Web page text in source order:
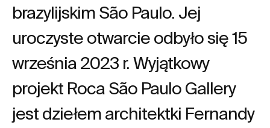
brazylijskim São Paulo. Jej
uroczyste otwarcie odbyło się 15
września 2023 r. Wyjątkowy
projekt Roca São Paulo Gallery
jest dziełem architektki Fernandy